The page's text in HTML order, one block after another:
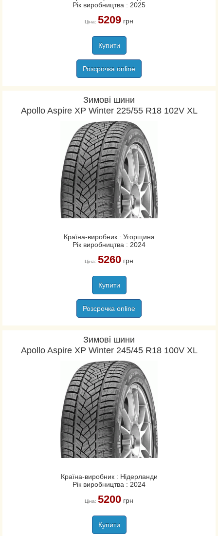
Рік виробництва : 2025
Ціна: 5209грн
Купити
Розсрочка online
Зимові шини
Apollo Aspire XP Winter 225/55 R18 102V XL
Країна-виробник : Угорщина
Рік виробництва : 2024
Ціна: 5260грн
Купити
Розсрочка online
Зимові шини
Apollo Aspire XP Winter 245/45 R18 100V XL
Країна-виробник : Нідерланди
Рік виробництва : 2024
Ціна: 5200грн
Купити